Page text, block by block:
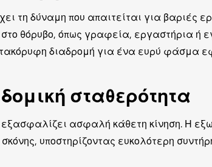
τη δύναμη που απαιτείται για βαριές
θόρυβο, όπως γραφεία, εργαστήρια ή
διαδρομή για ένα ευρύ φάσμα
σταθερότητα
ασφαλή κάθετη κίνηση. Η
υποστηρίζοντας ευκολότερη